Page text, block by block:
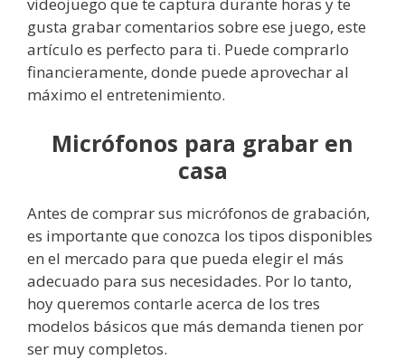
videojuego que te captura durante horas y te
gusta grabar comentarios sobre ese juego, este
artículo es perfecto para ti. Puede comprarlo
financieramente, donde puede aprovechar al
máximo el entretenimiento.
Micrófonos para grabar en
casa
Antes de comprar sus micrófonos de grabación,
es importante que conozca los tipos disponibles
en el mercado para que pueda elegir el más
adecuado para sus necesidades. Por lo tanto,
hoy queremos contarle acerca de los tres
modelos básicos que más demanda tienen por
ser muy completos.